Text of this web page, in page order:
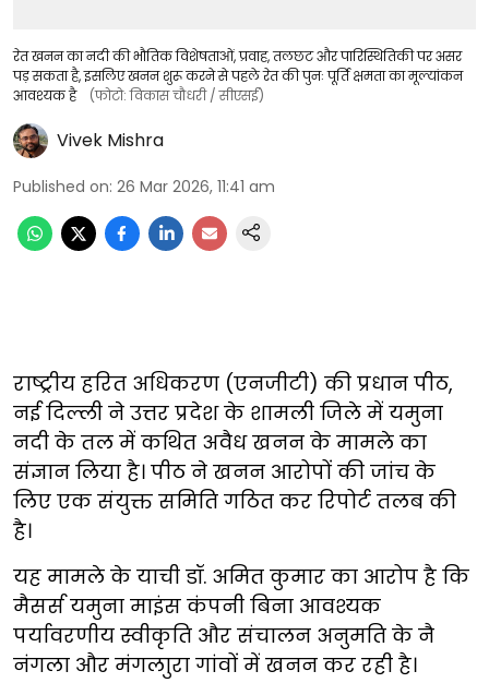
रेत खनन का नदी की भौतिक विशेषताओं, प्रवाह, तलछट और पारिस्थितिकी पर असर
पड़ सकता है, इसलिए खनन शुरू करने से पहले रेत की पुनः पूर्ति क्षमता का मूल्यांकन
आवश्यक है
(फोटो: विकास चौधरी / सीएसई)
Vivek Mishra
Published on: 26 Mar 2026, 11:41 am
राष्ट्रीय हरित अधिकरण (एनजीटी) की प्रधान पीठ,
नई दिल्ली ने उत्तर प्रदेश के शामली जिले में यमुना
नदी के तल में कथित अवैध खनन के मामले का
संज्ञान लिया है। पीठ ने खनन आरोपों की जांच के
लिए एक संयुक्त समिति गठित कर रिपोर्ट तलब की
है।
यह मामले के याची डॉ. अमित कुमार का आरोप है कि
मैसर्स यमुना माइंस कंपनी बिना आवश्यक
पर्यावरणीय स्वीकृति और संचालन अनुमति के नै
नंगला और मंगलाुरा गांवों में खनन कर रही है।